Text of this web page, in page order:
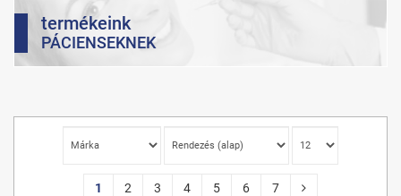
termékeink
PÁCIENSEKNEK
1 2 3 4 5 6 7